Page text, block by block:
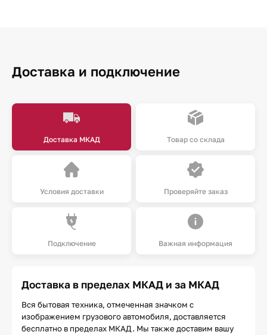
Доставка и подключение
Доставка МКАД Товар со склада
Условия доставки Проверяйте заказ
Подключение Важная информация
Доставка в пределах МКАД и за МКАД
Вся бытовая техника, отмеченная значком с
изображением грузового автомобиля, доставляется
бесплатно в пределах МКАД. Мы также доставим вашу